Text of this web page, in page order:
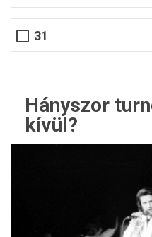
31
Hányszor
kívül?